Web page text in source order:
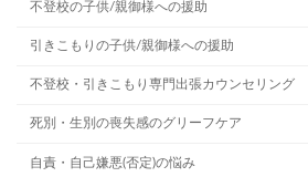
不登校の子供/親御様への援助
引きこもりの子供/親御様への援助
不登校・引きこもり専門出張カウンセリング
死別・生別の喪失感のグリーフケア
自責・自己嫌悪(否定)の悩み